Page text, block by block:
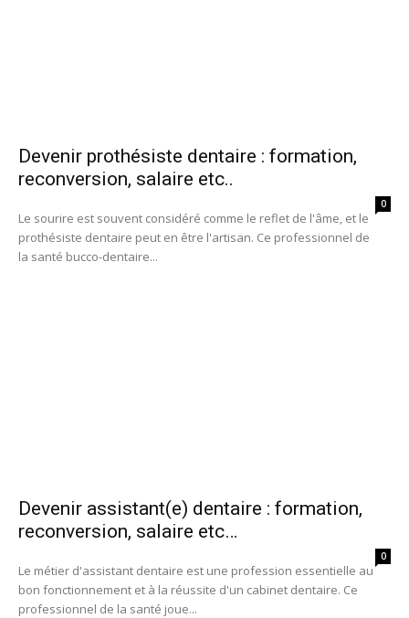
Devenir prothésiste dentaire : formation,
reconversion, salaire etc..
0
Le sourire est souvent considéré comme le reflet de l'âme, et le
prothésiste dentaire peut en être l'artisan. Ce professionnel de
la santé bucco-dentaire...
Devenir assistant(e) dentaire : formation,
reconversion, salaire etc…
0
Le métier d'assistant dentaire est une profession essentielle au
bon fonctionnement et à la réussite d'un cabinet dentaire. Ce
professionnel de la santé joue...